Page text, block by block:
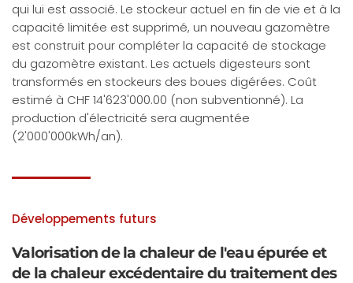
qui lui est associé. Le stockeur actuel en fin de vie et à la
capacité limitée est supprimé, un nouveau gazomètre
est construit pour compléter la capacité de stockage
du gazomètre existant. Les actuels digesteurs sont
transformés en stockeurs des boues digérées. Coût
estimé à CHF 14'623'000.00 (non subventionné). La
production d'électricité sera augmentée
(2'000'000kWh/an).
Développements futurs
Valorisation de la chaleur de l'eau épurée et
de la chaleur excédentaire du traitement des